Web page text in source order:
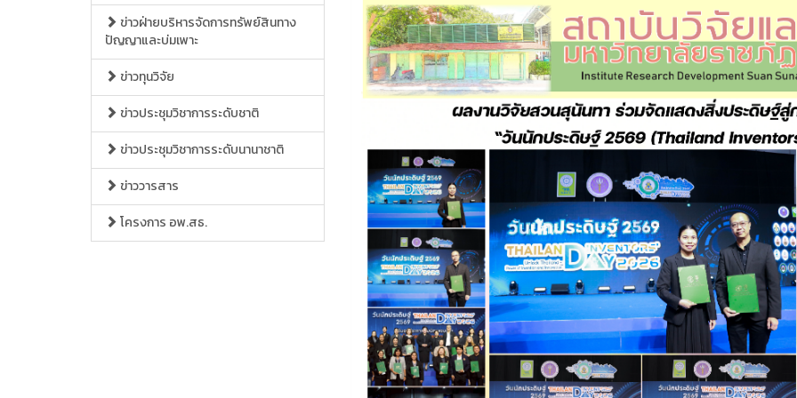
ข่าวฝ่ายบริหารจัดการทรัพย์สินทาง
ปัญญาและบ่มเพาะ
ข่าวทุนวิจัย
ข่าวประชุมวิชาการระดับชาติ
ข่าวประชุมวิชาการระดับนานาชาติ
ข่าววารสาร
โครงการ อพ.สธ.